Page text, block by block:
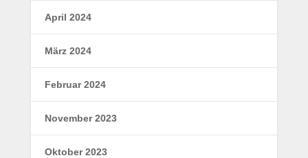
April 2024
März 2024
Februar 2024
November 2023
Oktober 2023